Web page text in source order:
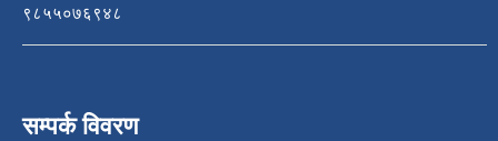
९८५५०७६९४८
सम्पर्क विवरण